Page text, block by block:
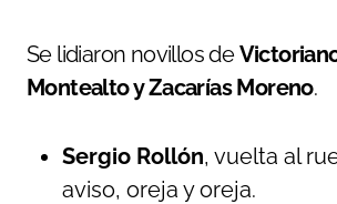
Se lidiaron novillos de
Montealto y Zacarías Moreno.
Sergio Rollón, vuelta al
aviso, oreja y oreja.